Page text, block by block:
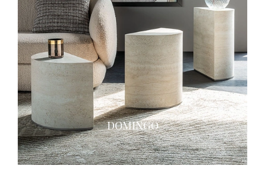
DOMINGO